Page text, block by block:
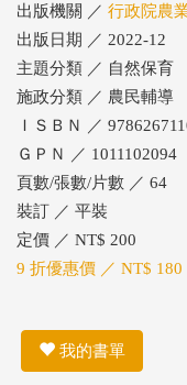
出版機關 ／ 行政院農
出版日期 ／ 2022-12
主題分類 ／ 自然保育
施政分類 ／ 農民輔導
ＩＳＢＮ ／
ＧＰＮ ／ 1011102094
頁數/張數/片數 ／ 64
裝訂 ／ 平裝
定價 ／ NT$ 200
9 折優惠價 ／ NT$ 180
我的書單